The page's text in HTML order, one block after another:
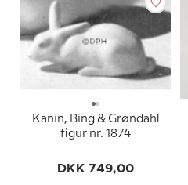
Kanin, Bing & Grøndahl
figur nr. 1874
DKK 749,00